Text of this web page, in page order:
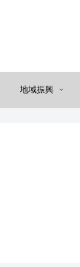
地域振興